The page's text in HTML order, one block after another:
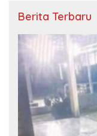
Berita Terbaru